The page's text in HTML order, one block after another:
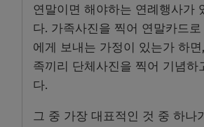
연말이면 해야하는 연례행사가
다. 가족사진을 찍어 연말카드
에게 보내는 가정이 있는가 하
족끼리 단체사진을 찍어 기념하
다.
그 중 가장 대표적인 것 중 하나